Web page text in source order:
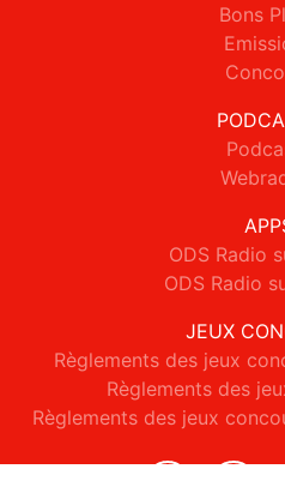
Bons
ODS Radio
ODS Radio
JEUX
Règlements des jeux
Règlements des
Règlements des jeux